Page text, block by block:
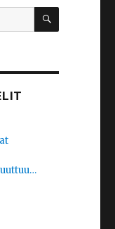
HAKU